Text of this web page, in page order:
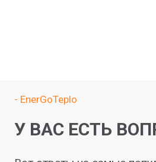
- EnerGoTeplo
У ВАС ЕСТЬ